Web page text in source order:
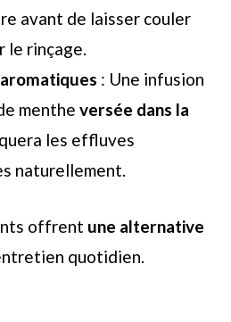
avant de laisser couler
le rinçage.
: Une infusion
menthe versée dans la
les effluves
naturellement.
offrent une alternative
quotidien.